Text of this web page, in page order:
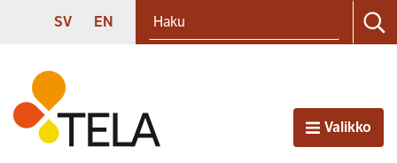
Siirry sisältöön
SVENSKA
SV ENGLISH
EN
Etusivu
AvaaValikko